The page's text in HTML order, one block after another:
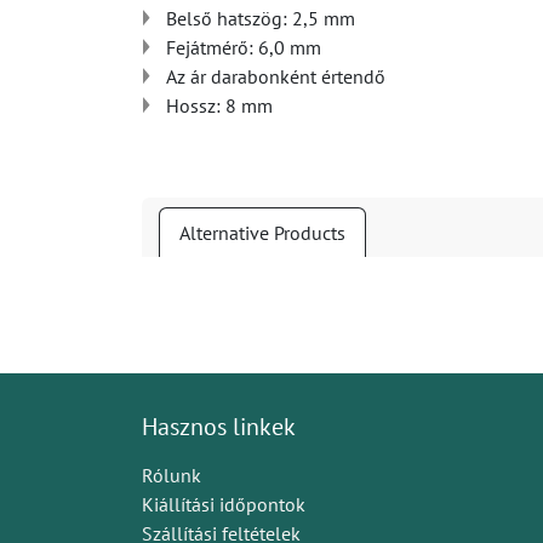
Belső hatszög: 2,5 mm
Fejátmérő: 6,0 mm
Az ár darabonként értendő
Hossz: 8 mm
Alternative Products
Hasznos linkek
Rólunk
Kiállítási időpontok
Szállítási feltételek